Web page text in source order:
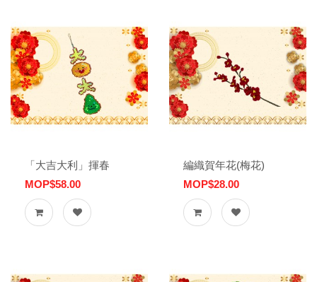
「大吉大利」揮春
MOP$58.00
編織賀年花(梅花)
MOP$28.00